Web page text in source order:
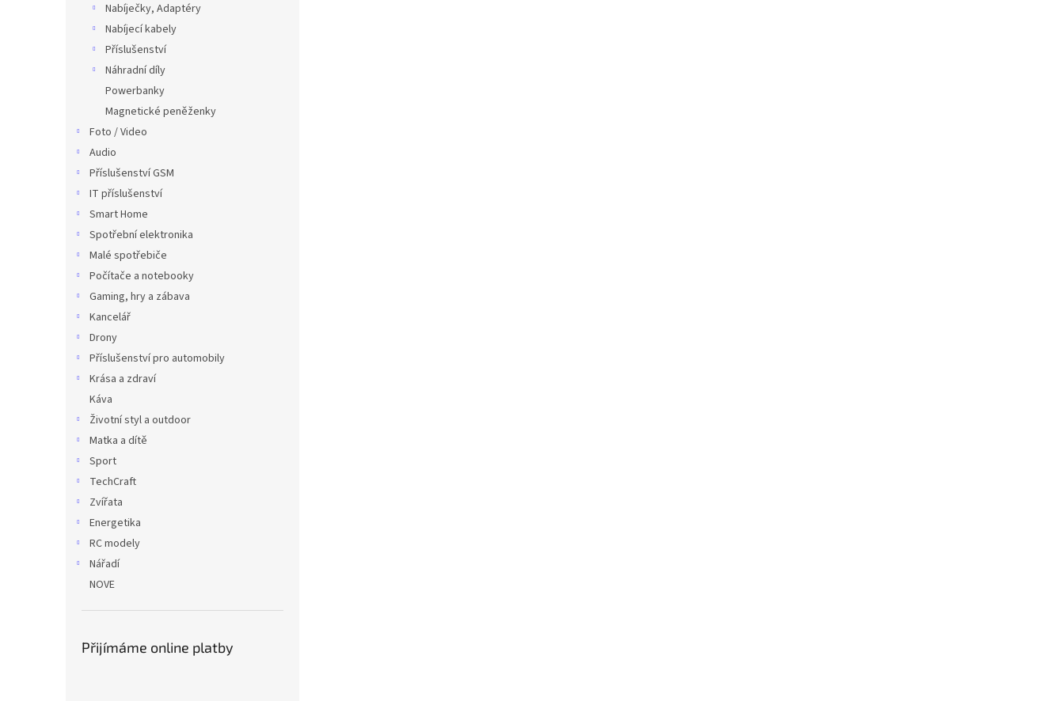
Nabíječky, Adaptéry
Nabíjecí kabely
Příslušenství
Náhradní díly
Powerbanky
Magnetické peněženky
Foto / Video
Audio
Příslušenství GSM
IT příslušenství
Smart Home
Spotřební elektronika
Malé spotřebiče
Počítače a notebooky
Gaming, hry a zábava
Kancelář
Drony
Příslušenství pro automobily
Krása a zdraví
Káva
Životní styl a outdoor
Matka a dítě
Sport
TechCraft
Zvířata
Energetika
RC modely
Nářadí
NOVE
Přijímáme online platby